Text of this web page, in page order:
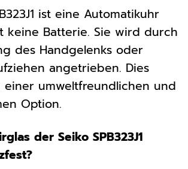
ist eine Automatikuhr
keine Batterie. Sie wird durch
des Handgelenks oder
angetrieben. Dies
einer umweltfreundlichen und
Option.
der Seiko SPB323J1